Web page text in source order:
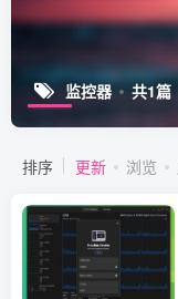
监控器 共1篇
排序 更新 浏览